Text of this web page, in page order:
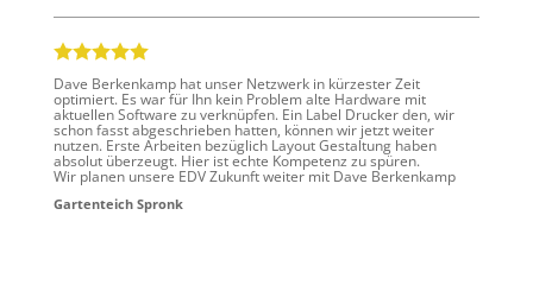
Dave Berkenkamp hat unser Netzwerk in kürzester Zeit
optimiert. Es war für Ihn kein Problem alte Hardware mit
aktuellen Software zu verknüpfen. Ein Label Drucker den, wir
schon fasst abgeschrieben hatten, können wir jetzt weiter
nutzen. Erste Arbeiten bezüglich Layout Gestaltung haben
absolut überzeugt. Hier ist echte Kompetenz zu spüren.
Wir planen unsere EDV Zukunft weiter mit Dave Berkenkamp
Gartenteich Spronk